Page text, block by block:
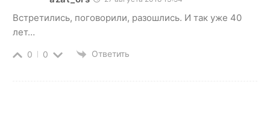
Встретились, поговорили, разошлись. И так уже 40
лет…
0 0 Ответить